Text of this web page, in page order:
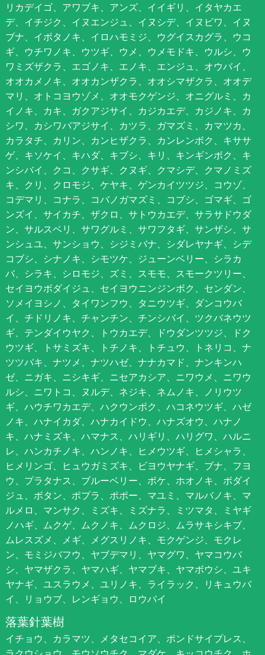
リカデイゴ、アワブキ、アンズ、イイギリ、イタヤカエ
デ、イチジク、イヌエンジュ、イヌシデ、イヌビワ、イヌ
ブナ、イボタノキ、イロハモミジ、ウグイスカグラ、ウコ
ギ、ウチワノキ、ウツギ、ウメ、ウメモドキ、ウルシ、ウ
ワミズザクラ、エゴノキ、エノキ、エンジュ、オウバイ、
オオカメノキ、オオカンザクラ、オオシマザクラ、オオデ
マリ、オトコヨウゾメ、オオモクゲンジ、オニグルミ、カ
イノキ、カキ、ガクアジサイ、カジカエデ、カジノキ、カ
シワ、カシワバアジサイ、カツラ、ガマズミ、カマツカ、
カラタチ、カリン、カンヒザクラ、カンレンボク、キササ
ゲ、キソケイ、キハダ、キブシ、キリ、キンギンボク、キ
ンシバイ、クコ、クサギ、クヌギ、クマシデ、クマノミズ
キ、クリ、クロモジ、ケヤキ、ゲンカイツツジ、コウゾ、
コデマリ、コナラ、コバノガマズミ、コブシ、ゴマギ、ゴ
ンズイ、サイカチ、ザクロ、サトウカエデ、サラサドウダ
ン、サルスベリ、サワグルミ、サワフタギ、サンザシ、サ
ンシュユ、サンショウ、シジミバナ、シダレヤナギ、シデ
コブシ、シナノキ、シモツケ、ジューンベリー、シラカ
バ、シラキ、シロモジ、ズミ、スモモ、スモークツリー、
セイヨウボダイジュ、セイヨウニンジンボク、センダン、
ソメイヨシノ、タイワンフウ、タニウツギ、ダンコウバ
イ、チドリノキ、チャンチン、チンシバイ、ツクバネウツ
ギ、テンダイウヤク、トウカエデ、ドウダンツツジ、ドク
ウツギ、トサミズキ、トチノキ、トチュウ、トネリコ、ナ
ツツバキ、ナツメ、ナツハゼ、ナナカマド、ナンキンハ
ゼ、ニガキ、ニシキギ、ニセアカシア、ニワウメ、ニワウ
ルシ、ニワトコ、ヌルデ、ネジキ、ネムノキ、ノリウツ
ギ、ハウチワカエデ、ハクウンボク、ハコネウツギ、ハゼ
ノキ、ハナイカダ、ハナカイドウ、ハナズオウ、ハナノ
キ、ハナミズキ、ハマナス、ハリギリ、ハリグワ、ハルニ
レ、ハンカチノキ、ハンノキ、ヒメウツギ、ヒメシャラ、
ヒメリンゴ、ヒュウガミズキ、ビヨウヤナギ、ブナ、フヨ
ウ、プラタナス、ブルーベリー、ボケ、ホオノキ、ボダイ
ジュ、ボタン、ポプラ、ポポー、マユミ、マルバノキ、マ
ルメロ、マンサク、ミズキ、ミズナラ、ミツマタ、ミヤギ
ノハギ、ムクゲ、ムクノキ、ムクロジ、ムラサキシキブ、
ムレスズメ、メギ、メグスリノキ、モクゲンジ、モクレ
ン、モミジバフウ、ヤブデマリ、ヤマグワ、ヤマコウバ
シ、ヤマザクラ、ヤマハギ、ヤマブキ、ヤマボウシ、ユキ
ヤナギ、ユスラウメ、ユリノキ、ライラック、リキュウバ
イ、リョウブ、レンギョウ、ロウバイ
落葉針葉樹
イチョウ、カラマツ、メタセコイア、ポンドサイプレス、